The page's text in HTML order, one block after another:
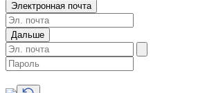
Электронная почта
Дальше